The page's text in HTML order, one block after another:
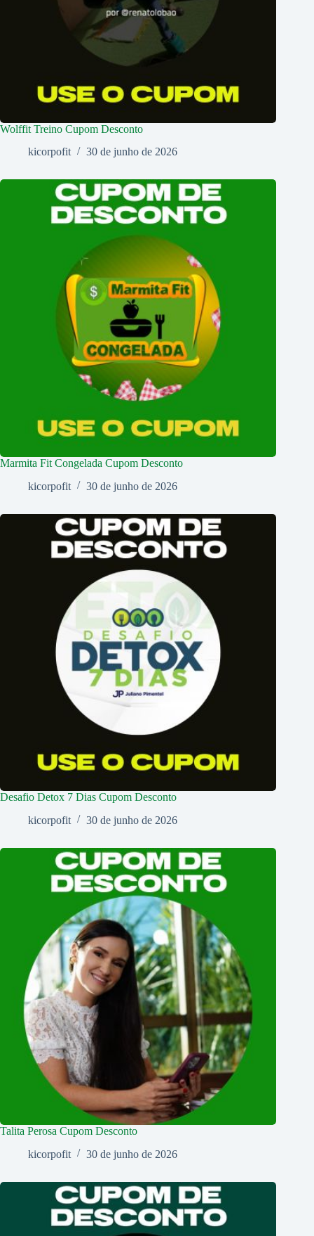
Wolffit Treino Cupom Desconto
kicorpofit
30 de junho de 2026
Marmita Fit Congelada Cupom Desconto
kicorpofit
30 de junho de 2026
Desafio Detox 7 Dias Cupom Desconto
kicorpofit
30 de junho de 2026
Talita Perosa Cupom Desconto
kicorpofit
30 de junho de 2026